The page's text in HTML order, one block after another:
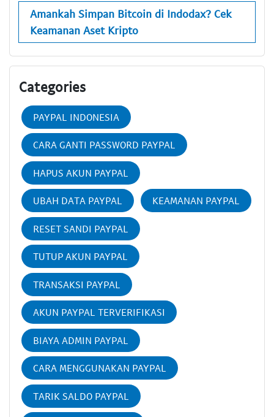
Amankah Simpan Bitcoin di Indodax? Cek
Keamanan Aset Kripto
Categories
PAYPAL INDONESIA
CARA GANTI PASSWORD PAYPAL
HAPUS AKUN PAYPAL
UBAH DATA PAYPAL KEAMANAN PAYPAL
RESET SANDI PAYPAL
TUTUP AKUN PAYPAL
TRANSAKSI PAYPAL
AKUN PAYPAL TERVERIFIKASI
BIAYA ADMIN PAYPAL
CARA MENGGUNAKAN PAYPAL
TARIK SALDO PAYPAL